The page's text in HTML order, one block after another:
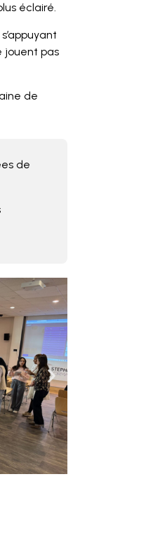
éclairé.
jouent pas
de
de